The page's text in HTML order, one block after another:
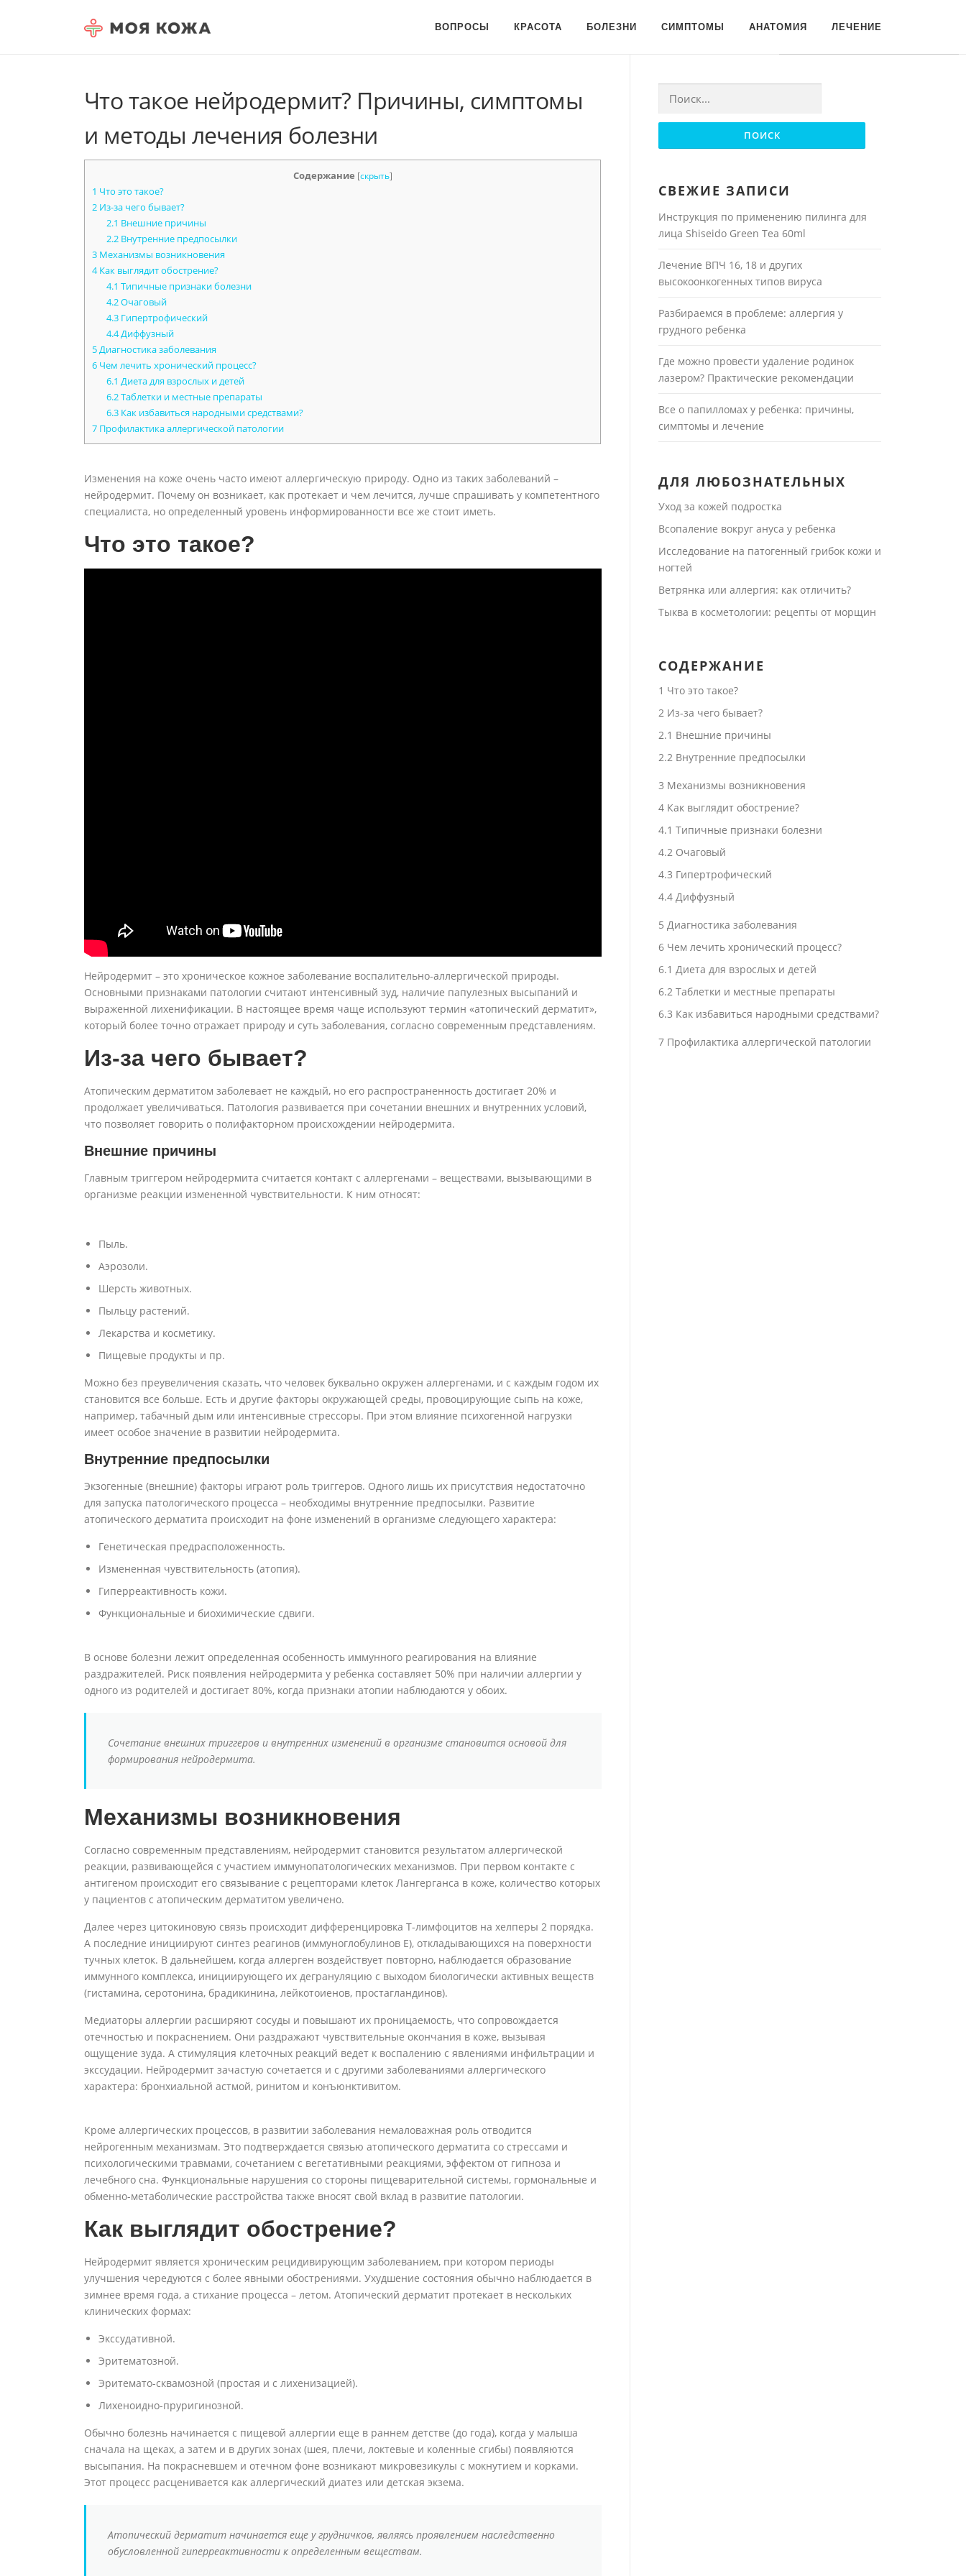
ВОПРОСЫ КРАСОТА БОЛЕЗНИ СИМПТОМЫ АНАТОМИЯ ЛЕЧЕНИЕ
Что такое нейродермит? Причины, симптомы
и методы лечения болезни
Содержание [скрыть]
1 Что это такое?
2 Из-за чего бывает?
2.1 Внешние причины
2.2Внутренние предпосылки
3 Механизмы возникновения
4Как выглядит обострение?
4.1 Типичные признаки болезни
4.2Очаговый
4.3Гипертрофический
4.4Диффузный
5Диагностика заболевания
6 Чем лечить хронический процесс?
6.1 Диета для взрослых и детей
6.2Таблетки и местные препараты
6.3Как избавиться народными средствами?
7 Профилактика аллергической патологии
Изменения на коже очень часто имеют аллергическую природу. Одно из таких заболеваний –
нейродермит. Почему он возникает, как протекает и чем лечится, лучше спрашивать у компетентного
специалиста, но определенный уровень информированности все же стоит иметь.
Что это такое?
Нейродермит – это хроническое кожное заболевание воспалительно-аллергической природы.
Основными признаками патологии считают интенсивный зуд, наличие папулезных высыпаний и
выраженной лихенификации. В настоящее время чаще используют термин «атопический дерматит»,
который более точно отражает природу и суть заболевания, согласно современным представлениям.
Из-за чего бывает?
Атопическим дерматитом заболевает не каждый, но его распространенность достигает 20% и
продолжает увеличиваться. Патология развивается при сочетании внешних и внутренних условий,
что позволяет говорить о полифакторном происхождении нейродермита.
Внешние причины
Главным триггером нейродермита считается контакт с аллергенами – веществами, вызывающими в
организме реакции измененной чувствительности. К ним относят:
Пыль.
Аэрозоли.
Шерсть животных.
Пыльцу растений.
Лекарства и косметику.
Пищевые продукты и пр.
Можно без преувеличения сказать, что человек буквально окружен аллергенами, и с каждым годом их
становится все больше. Есть и другие факторы окружающей среды, провоцирующие сыпь на коже,
например, табачный дым или интенсивные стрессоры. При этом влияние психогенной нагрузки
имеет особое значение в развитии нейродермита.
Внутренние предпосылки
Экзогенные (внешние) факторы играют роль триггеров. Одного лишь их присутствия недостаточно
для запуска патологического процесса – необходимы внутренние предпосылки. Развитие
атопического дерматита происходит на фоне изменений в организме следующего характера:
Генетическая предрасположенность.
Измененная чувствительность (атопия).
Гиперреактивность кожи.
Функциональные и биохимические сдвиги.
В основе болезни лежит определенная особенность иммунного реагирования на влияние
раздражителей. Риск появления нейродермита у ребенка составляет 50% при наличии аллергии у
одного из родителей и достигает 80%, когда признаки атопии наблюдаются у обоих.
Сочетание внешних триггеров и внутренних изменений в организме становится основой для
формирования нейродермита.
Механизмы возникновения
Согласно современным представлениям, нейродермит становится результатом аллергической
реакции, развивающейся с участием иммунопатологических механизмов. При первом контакте с
антигеном происходит его связывание с рецепторами клеток Лангерганса в коже, количество которых
у пациентов с атопическим дерматитом увеличено.
Далее через цитокиновую связь происходит дифференцировка T-лимфоцитов на хелперы 2 порядка.
А последние инициируют синтез реагинов (иммуноглобулинов E), откладывающихся на поверхности
тучных клеток. В дальнейшем, когда аллерген воздействует повторно, наблюдается образование
иммунного комплекса, инициирующего их дегрануляцию с выходом биологически активных веществ
(гистамина, серотонина, брадикинина, лейкотоиенов, простагландинов).
Медиаторы аллергии расширяют сосуды и повышают их проницаемость, что сопровождается
отечностью и покраснением. Они раздражают чувствительные окончания в коже, вызывая
ощущение зуда. А стимуляция клеточных реакций ведет к воспалению с явлениями инфильтрации и
экссудации. Нейродермит зачастую сочетается и с другими заболеваниями аллергического
характера: бронхиальной астмой, ринитом и конъюнктивитом.
Кроме аллергических процессов, в развитии заболевания немаловажная роль отводится
нейрогенным механизмам. Это подтверждается связью атопического дерматита со стрессами и
психологическими травмами, сочетанием с вегетативными реакциями, эффектом от гипноза и
лечебного сна. Функциональные нарушения со стороны пищеварительной системы, гормональные и
обменно-метаболические расстройства также вносят свой вклад в развитие патологии.
Как выглядит обострение?
Нейродермит является хроническим рецидивирующим заболеванием, при котором периоды
улучшения чередуются с более явными обострениями. Ухудшение состояния обычно наблюдается в
зимнее время года, а стихание процесса – летом. Атопический дерматит протекает в нескольких
клинических формах:
Экссудативной.
Эритематозной.
Эритемато-сквамозной (простая и с лихенизацией).
Лихеноидно-пруригинозной.
Обычно болезнь начинается с пищевой аллергии еще в раннем детстве (до года), когда у малыша
сначала на щеках, а затем и в других зонах (шея, плечи, локтевые и коленные сгибы) появляются
высыпания. На покрасневшем и отечном фоне возникают микровезикулы с мокнутием и корками.
Этот процесс расценивается как аллергический диатез или детская экзема.
Атопический дерматит начинается еще у грудничков, являясь проявлением наследственно
обусловленной гиперреактивности к определенным веществам.
Найти:
СВЕЖИЕ ЗАПИСИ
Инструкция по применению пилинга для
лица Shiseido Green Tea 60ml
Лечение ВПЧ 16, 18 и других
высокоонкогенных типов вируса
Разбираемся в проблеме: аллергия у
грудного ребенка
Где можно провести удаление родинок
лазером? Практические рекомендации
Все о папилломах у ребенка: причины,
симптомы и лечение
ДЛЯ ЛЮБОЗНАТЕЛЬНЫХ
Уход за кожей подростка
Всопаление вокруг ануса у ребенка
Исследование на патогенный грибок кожи и
ногтей
Ветрянка или аллергия: как отличить?
Тыква в косметологии: рецепты от морщин
СОДЕРЖАНИЕ
1 Что это такое?
2Из-за чего бывает?
2.1 Внешние причины
2.2Внутренние предпосылки
3 Механизмы возникновения
4Как выглядит обострение?
4.1 Типичные признаки болезни
4.2Очаговый
4.3 Гипертрофический
4.4Диффузный
5 Диагностика заболевания
6Чем лечить хронический процесс?
6.1 Диета для взрослых и детей
6.2Таблетки и местные препараты
6.3 Как избавиться народными средствами?
7Профилактика аллергической патологии
Для любых предложений по